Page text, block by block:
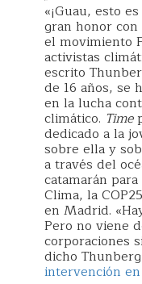
«¡Guau, esto
gran honor
el movimiento
activistas
escrito
de 16 años, se
en la lucha
climático. Time
dedicado a la
sobre ella y
a través del
catamarán
Clima, la
en Madrid.
Pero no viene
corporaciones
dicho Thunberg
intervención en